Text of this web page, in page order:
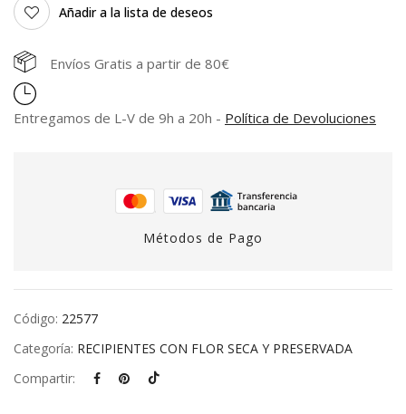
Añadir a la lista de deseos
Envíos Gratis a partir de 80€
Entregamos de L-V de 9h a 20h - Política de Devoluciones
Métodos de Pago
Código: 22577
Categoría: RECIPIENTES CON FLOR SECA Y PRESERVADA
Compartir: